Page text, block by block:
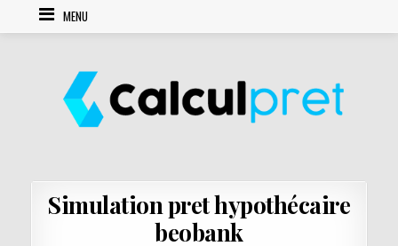
Skip to contentMENU
Simulation pret hypothécaire
beobank